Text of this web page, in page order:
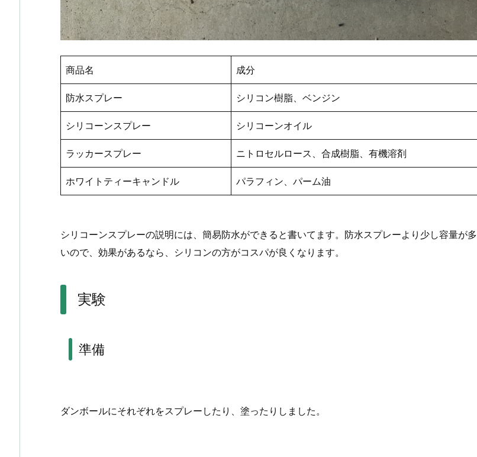
商品名 成分
防水スプレー シリコン樹脂、ベンジン
シリコーンスプレー シリコーンオイル
ラッカースプレー ニトロセルロース、合成樹脂、有機溶剤
ホワイトティーキャンドル パラフィン、パーム油
シリコーンスプレーの説明には、簡易防水ができると書いてます。防水スプレーより少し容量が多
いので、効果があるなら、シリコンの方がコスパが良くなります。
実験
準備
ダンボールにそれぞれをスプレーしたり、塗ったりしました。